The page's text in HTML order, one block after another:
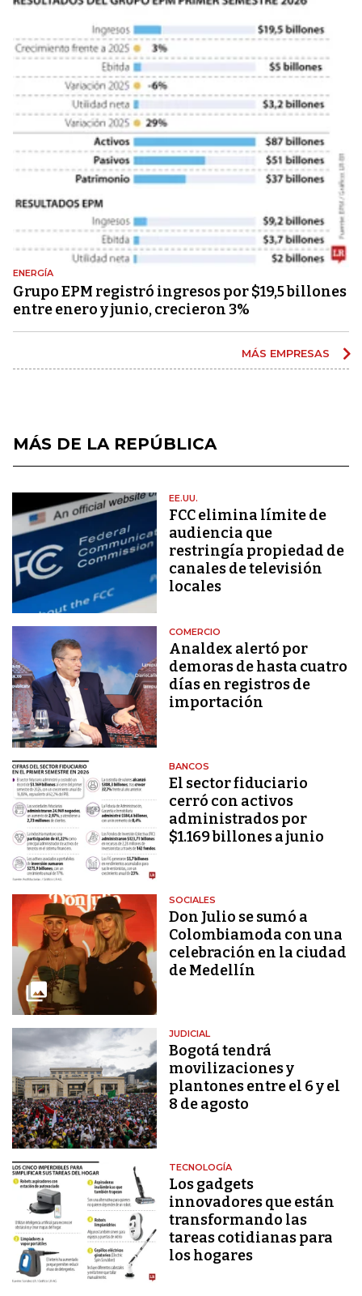
ENERGÍA
Grupo EPM registró ingresos por $19,5 billones
entre enero y junio, crecieron 3%
MÁS EMPRESAS
MÁS DE LA REPÚBLICA
EE.UU.
FCC elimina límite de
audiencia que
restringía propiedad de
canales de televisión
locales
COMERCIO
Analdex alertó por
demoras de hasta cuatro
días en registros de
importación
BANCOS
El sector fiduciario
cerró con activos
administrados por
$1.169 billones a junio
SOCIALES
Don Julio se sumó a
Colombiamoda con una
celebración en la ciudad
de Medellín
JUDICIAL
Bogotá tendrá
movilizaciones y
plantones entre el 6 y el
8 de agosto
TECNOLOGÍA
Los gadgets
innovadores que están
transformando las
tareas cotidianas para
los hogares